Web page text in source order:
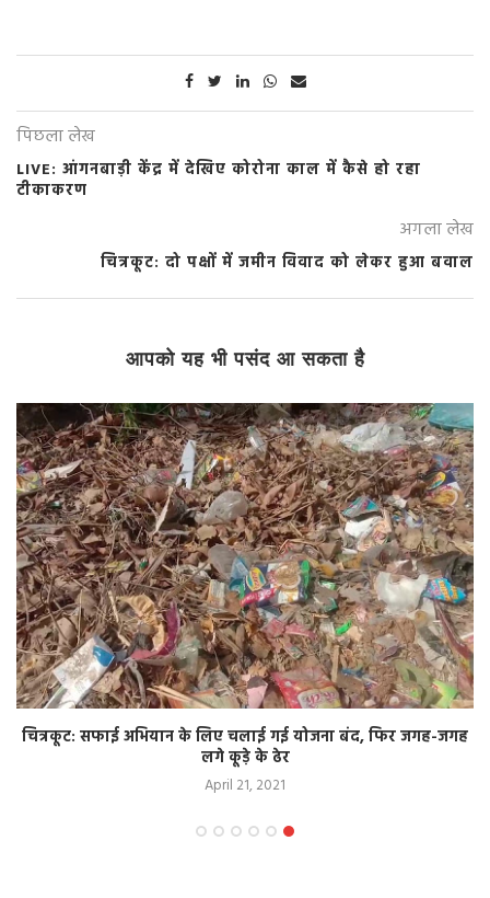
पिछला लेख
LIVE: आंगनबाड़ी केंद्र में देखिए कोरोना काल में कैसे हो रहा
टीकाकरण
अगला लेख
चित्रकूट: दो पक्षों में जमीन विवाद को लेकर हुआ बवाल
आपको यह भी पसंद आ सकता है
चित्रकूट: सफाई अभियान के लिए चलाई गई योजना बंद, फिर जगह-जगह
लगे कूड़े के ढेर
April 21, 2021